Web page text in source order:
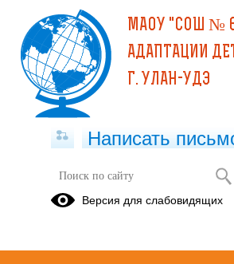
Достижения
МАОУ "СОШ №
АДАПТАЦИИ
Г. УЛАН-УДЭ
Написать
Версия для слабовидящих